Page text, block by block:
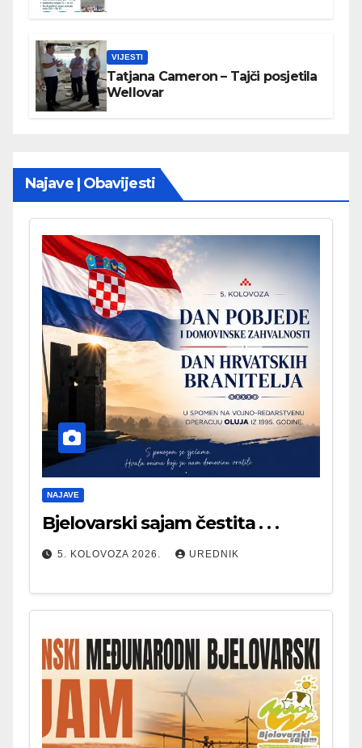
VIJESTI
Tatjana Cameron – Tajči posjetila
Wellovar
Najave | Obavijesti
NAJAVE
Bjelovarski sajam čestita . . .
5. KOLOVOZA 2026. UREDNIK